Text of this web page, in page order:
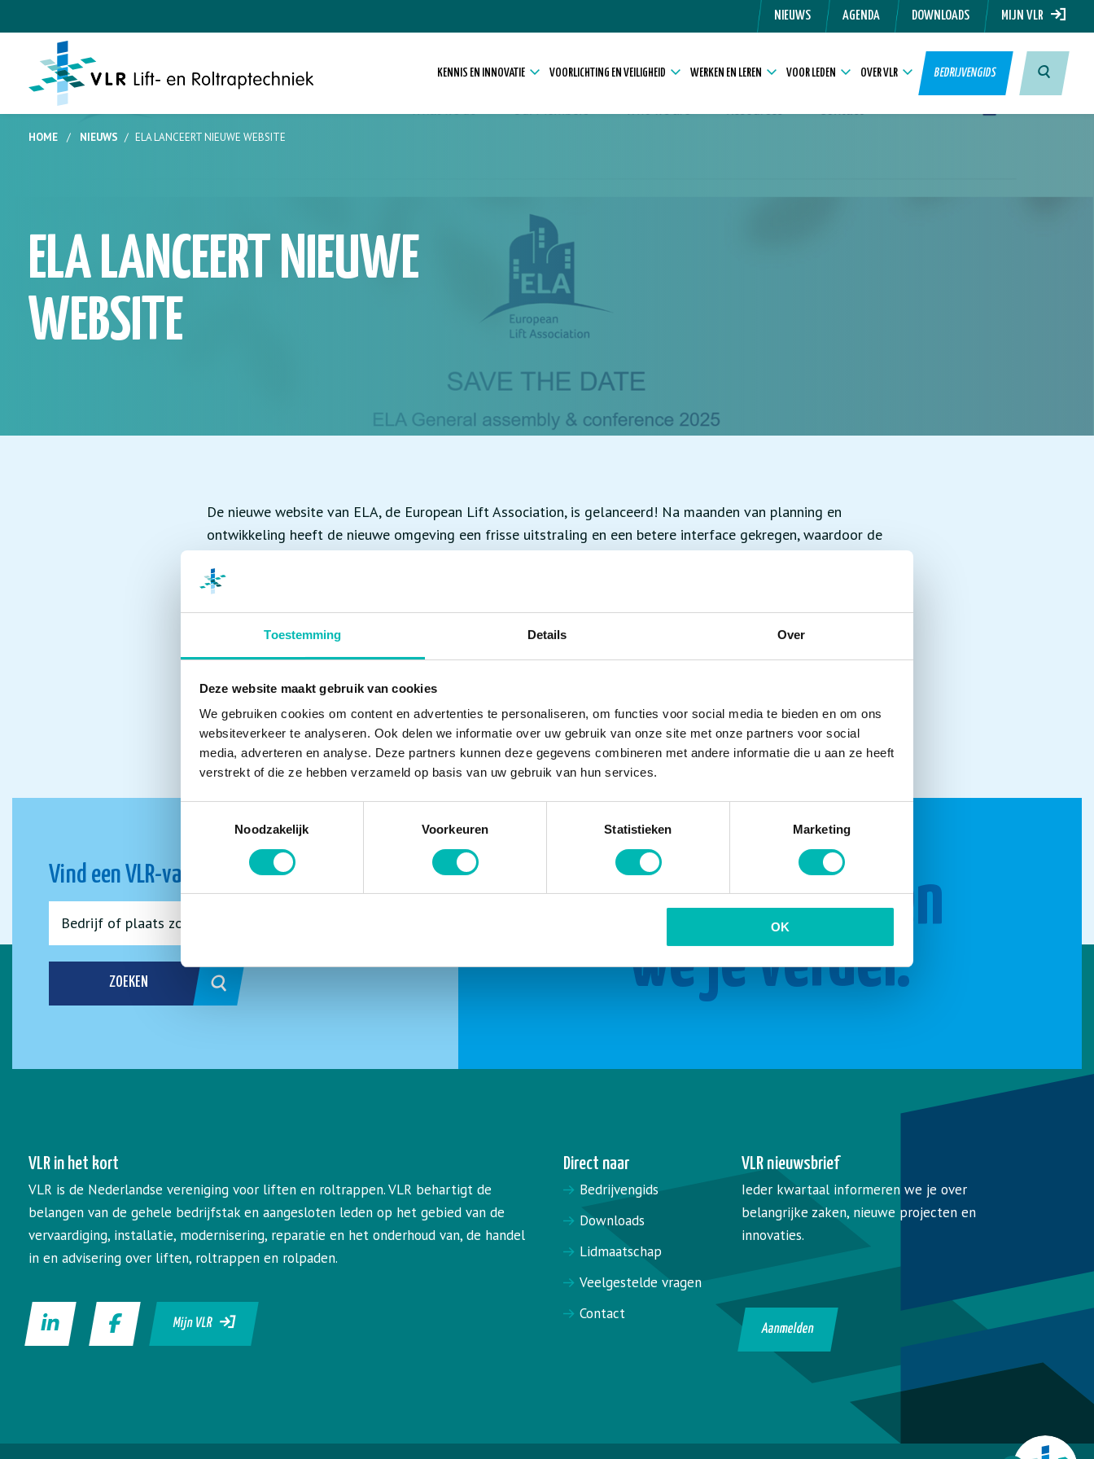
Toestemming Details Over
Deze website maakt gebruik van cookies
We gebruiken cookies om content en advertenties te personaliseren, om functies voor social media te bieden en om ons
websiteverkeer te analyseren. Ook delen we informatie over uw gebruik van onze site met onze partners voor social
media, adverteren en analyse. Deze partners kunnen deze gegevens combineren met andere informatie die u aan ze heeft
verstrekt of die ze hebben verzameld op basis van uw gebruik van hun services.
Noodzakelijk
Voorkeuren Statistieken Marketing
OK
NIEUWS AGENDA DOWNLOADS MIJN VLR
KENNIS EN INNOVATIE VOORLICHTING EN VEILIGHEID WERKEN EN LEREN VOOR LEDEN OVER VLR BEDRIJVENGIDS
HOME / NIEUWS / ELA LANCEERT NIEUWE WEBSITE
ELA LANCEERT NIEUWE
WEBSITE
De nieuwe website van ELA, de European Lift Association, is gelanceerd! Na maanden van planning en
ontwikkeling heeft de nieuwe omgeving een frisse uitstraling en een betere interface gekregen, waardoor de
Over ELA
VLR is lid van deze koepelorganisatie die de lift-, roltrap- en loopbandverenigingen vertegenwoordigt. ELA
vastgelegd en belangenbehartiging en herzieningen vinden daarom ook op Europees niveau plaats. De
vereniging helpt bovendien de nationale verenigingen in hun contacten met overheden.
Vind een VLR-vakbedrijf bij jou in de buurt
ZOEKEN
Samen brengen
we je verder.
VLR in het kort
VLR is de Nederlandse vereniging voor liften en roltrappen. VLR behartigt de
belangen van de gehele bedrijfstak en aangesloten leden op het gebied van de
vervaardiging, installatie, modernisering, reparatie en het onderhoud van, de handel
in en advisering over liften, roltrappen en rolpaden.
Mijn VLR
Direct naar
Bedrijvengids
Downloads
Lidmaatschap
Veelgestelde vragen
Contact
VLR nieuwsbrief
Ieder kwartaal informeren we je over
belangrijke zaken, nieuwe projecten en
innovaties.
Aanmelden